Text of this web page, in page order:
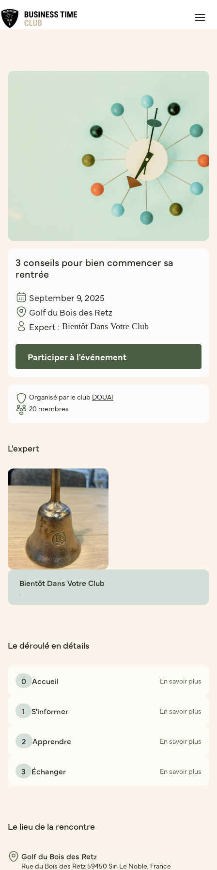
3 conseils pour bien commencer sa
rentrée
September 9, 2025
Golf du Bois des Retz
Expert : Bientôt Dans Votre Club
Participer à l'événement
Organisé par le club DOUAI
20 membres
L'expert
Bientôt Dans Votre Club
.
Le déroulé en détails
0 Accueil En savoir plus
1 S'informer En savoir plus
2 Apprendre En savoir plus
3 Échanger En savoir plus
Le lieu de la rencontre
Golf du Bois des Retz
Rue du Bois des Retz 59450 Sin Le Noble, France